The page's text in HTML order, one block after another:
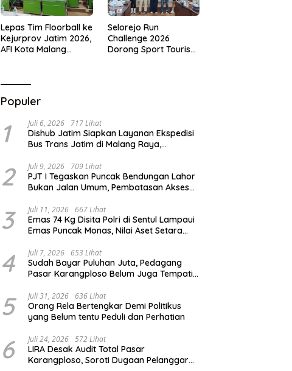
Lepas Tim Floorball ke
Kejurprov Jatim 2026,
AFI Kota Malang
Selorejo Run
Challenge 2026
Dorong Sport Tourism
Populer
1 Juli 6, 2026 717 Lihat
Dishub Jatim Siapkan Layanan Ekspedisi
Bus Trans Jatim di Malang Raya,
2 Juli 9, 2026 709 Lihat
PJT I Tegaskan Puncak Bendungan Lahor
Bukan Jalan Umum, Pembatasan Akses
3 Juli 11, 2026 667 Lihat
Emas 74 Kg Disita Polri di Sentul Lampaui
Emas Puncak Monas, Nilai Aset Setara
4 Juli 7, 2026 653 Lihat
Sudah Bayar Puluhan Juta, Pedagang
Pasar Karangploso Belum Juga Tempati
5 Juli 31, 2026 636 Lihat
Orang Rela Bertengkar Demi Politikus
yang Belum tentu Peduli dan Perhatian
6 Juli 24, 2026 572 Lihat
LIRA Desak Audit Total Pasar
Karangploso, Soroti Dugaan Pelanggaran